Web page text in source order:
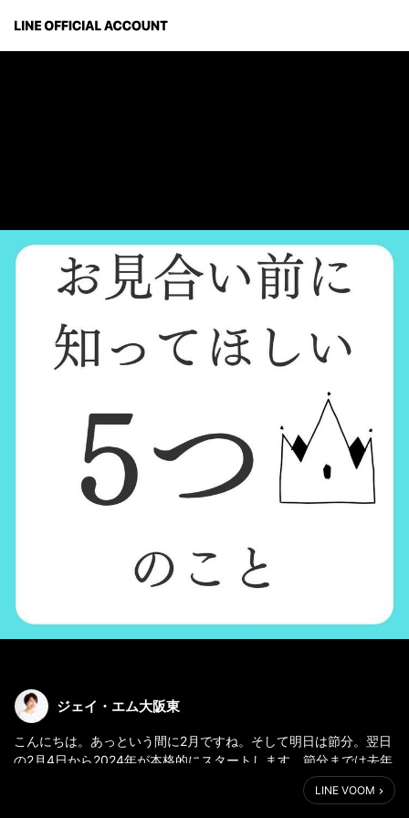
ジェイ・エム大阪東
こんにちは。あっという間に2月ですね。そして明日は節分。翌日
の2月4日から2024年が本格的にスタートします。節分までは去年
の運気。立春から新しい年の運気です。立春は何か新しい物を使
い始めたり、新しいことを始めるのに適しています。明日から2日
LINE VOOM